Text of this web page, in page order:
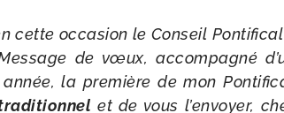
cette occa­sion le Conseil
de vœux, accom­pa­gné
la pre­mière de mon
et de vous l’envoyer,